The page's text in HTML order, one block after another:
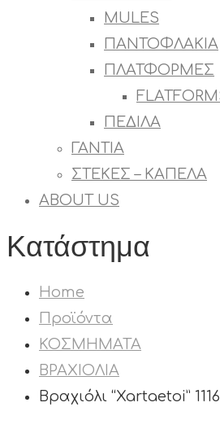
MULES
ΠΑΝΤΟΦΛΑΚΙΑ
ΠΛΑΤΦΟΡΜΕΣ
ΠΕΔΙΛΑ
ΓΑΝΤΙΑ
ΣΤΕΚΕΣ – ΚΑΠΕΛΑ
ABOUT US
Κατάστημα
Home
Προϊόντα
ΚΟΣΜΗΜΑΤΑ
ΒΡΑΧΙΟΛΙΑ
Βραχιόλι “Xartaetoi”